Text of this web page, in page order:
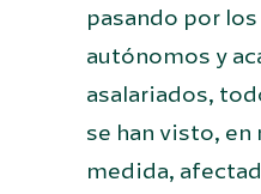
pasando por
autónomos y
asalariados,
se han visto,
medida,